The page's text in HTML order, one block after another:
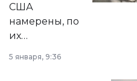
США
намерены, по
их
принести
5 января, 9:36